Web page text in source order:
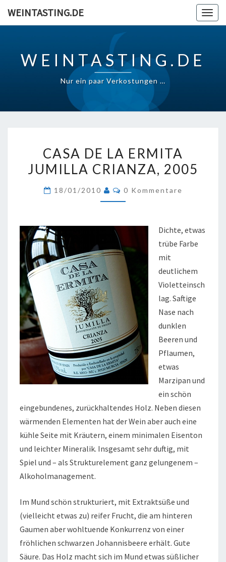
WEINTASTING.DE
WEINTASTING.DE
Nur ein paar Verkostungen …
DE
LA
JUMILLA
2005
CASA DE LA ERMITA
JUMILLA CRIANZA, 2005
18/01/2010 Kommentare
0 Kommentare
Dichte, etwas
trübe Farbe
mit
deutlichem
Violetteinsch
lag. Saftige
Nase nach
dunklen
Beeren und
Pflaumen,
etwas
Marzipan und
ein schön
eingebundenes, zurückhaltendes Holz. Neben diesen
wärmenden Elementen hat der Wein aber auch eine
kühle Seite mit Kräutern, einem minimalen Eisenton
und leichter Mineralik. Insgesamt sehr duftig, mit
Spiel und – als Strukturelement ganz gelungenem –
Alkoholmanagement.
Im Mund schön strukturiert, mit Extraktsüße und
(vielleicht etwas zu) reifer Frucht, die am hinteren
Gaumen aber wohltuende Konkurrenz von einer
fröhlichen schwarzen Johannisbeere erhält. Gute
Säure. Das Holz macht sich im Mund etwas süßlicher